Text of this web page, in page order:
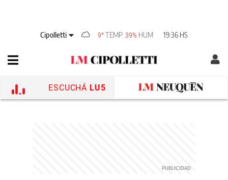
Cipolletti 9° TEMP 39% HUM 19:36 HS
ESCUCHÁ LU5